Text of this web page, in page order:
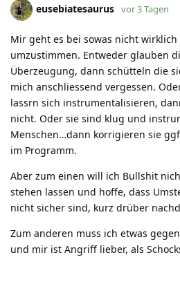
eusebiatesaurus vor 3 Tagen
Mir geht es bei sowas nicht
umzustimmen. Entweder glauben
Überzeugung, dann schütteln die
mich anschliessend vergessen.
lassrn sich instrumentalisieren,
nicht. Oder sie sind klug und
Menschen…dann korrigieren sie
im Programm.
Aber zum einen will ich Bullshit
stehen lassen und hoffe, dass
nicht sicher sind, kurz drüber
Zum anderen muss ich etwas
und mir ist Angriff lieber, als